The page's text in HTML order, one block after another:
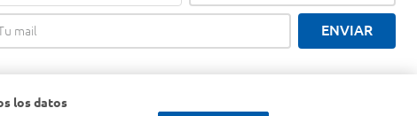
ENVIAR
los datos